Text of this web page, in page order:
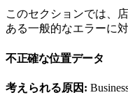
このセクションでは、
ある一般的なエラーに
不正確な位置データ
考えられる原因: